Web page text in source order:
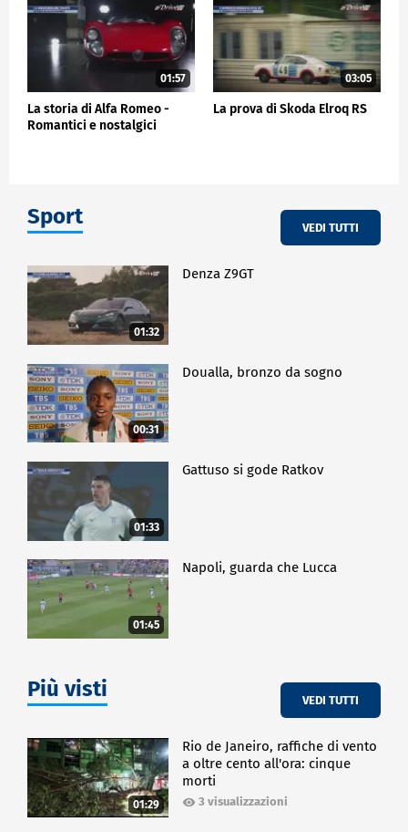
01:57
La storia di Alfa Romeo -
Romantici e nostalgici
03:05
La prova di Skoda Elroq RS
Sport VEDI TUTTI
01:32
Denza Z9GT
00:31
Doualla, bronzo da sogno
01:33
Gattuso si gode Ratkov
01:45
Napoli, guarda che Lucca
Più visti VEDI TUTTI
01:29
Rio de Janeiro, raffiche di vento
a oltre cento all'ora: cinque
morti
3 visualizzazioni